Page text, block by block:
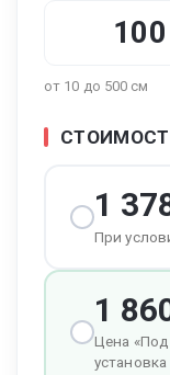
от 10 до 500 см
1
При
1
Цена «Под
установка